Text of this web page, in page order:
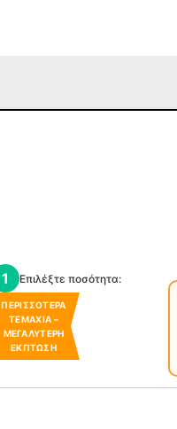
1 Επιλέξτε ποσότητα:
ΠΕΡΙΣΣΌΤΕΡΑ
ΤΕΜΆΧΙΑ –
ΜΕΓΑΛΎΤΕΡΗ
ΈΚΠΤΩΣΗ